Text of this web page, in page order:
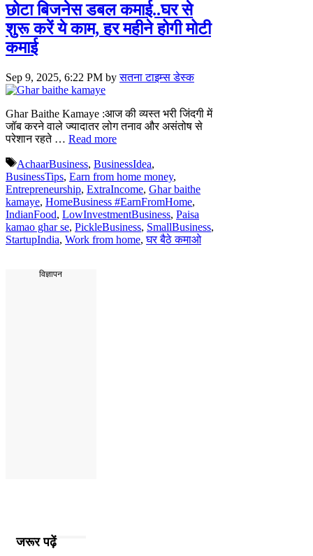
छोटा बिजनेस डबल कमाई..घर से
शुरू करें ये काम, हर महीने होगी मोटी
कमाई
Sep 9, 2025, 6:22 PM byसतना टाइम्स डेस्क
Ghar Baithe Kamaye :आज की व्यस्त भरी जिंदगी में
जॉब करने वाले ज्यादातर लोग तनाव और असंतोष से
परेशान रहते … Read more
Tags
AchaarBusiness, BusinessIdea,
BusinessTips, Earn from home money,
Entrepreneurship, ExtraIncome, Ghar baithe
kamaye, HomeBusiness #EarnFromHome,
IndianFood, LowInvestmentBusiness, Paisa
kamao ghar se, PickleBusiness, SmallBusiness,
StartupIndia, Work from home,घर बैठे कमाओ
विज्ञापन
जरूर पढ़ें